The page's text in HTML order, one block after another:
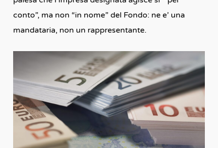
conto”, ma non “in nome” del Fondo: ne e’ una
mandataria, non un rappresentante.